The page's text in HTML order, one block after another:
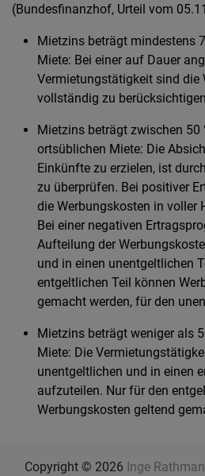
(Bundesfinanzhof, Urteil vom
Mietzins beträgt mindestens
Miete: Bei einer auf Dauer
Vermietungstätigkeit sind die
vollständig zu
Mietzins beträgt zwischen 50
ortsüblichen Miete: Die
Einkünfte zu erzielen, ist
zu überprüfen. Bei positiver
die Werbungskosten in voller
Bei einer negativen
Aufteilung der
und in einen unentgeltlichen
entgeltlichen Teil können
gemacht werden, für den
Mietzins beträgt weniger als
Miete: Die
unentgeltlichen und in einen
aufzuteilen. Nur für den
Werbungskosten geltend
Copyright © 2026 Inge